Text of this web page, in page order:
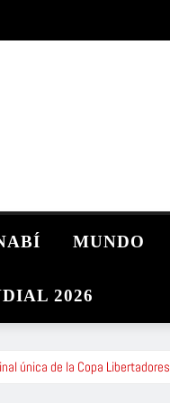
MUNDO
2026
única de la Copa Libertadores